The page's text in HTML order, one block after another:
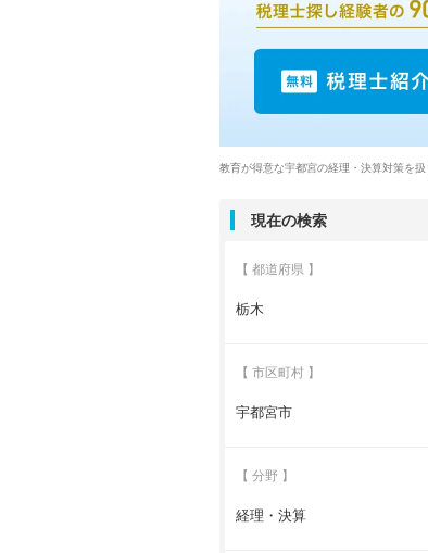
教育が得意な宇都宮の経理・決算対策を
現在の検索
【 都道府県 】
栃木
【 市区町村 】
宇都宮市
【 分野 】
経理・決算